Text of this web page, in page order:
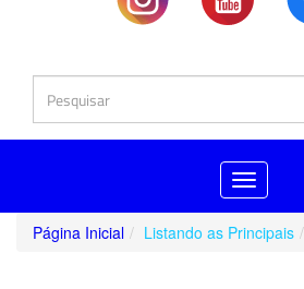
Toggle
navigation
Página Inicial
Listando as Principais